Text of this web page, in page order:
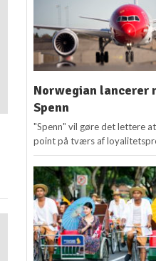
Norwegian lancerer
Spenn
"Spenn" vil gøre det lettere
point på tværs af